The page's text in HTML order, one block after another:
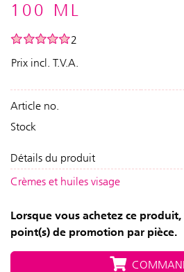
100 ML
2
Prix incl. T.V.A.
Article no.
Stock
Détails du produit
Crèmes et huiles visage
Lorsque vous achetez ce produit,
point(s) de promotion par pièce.